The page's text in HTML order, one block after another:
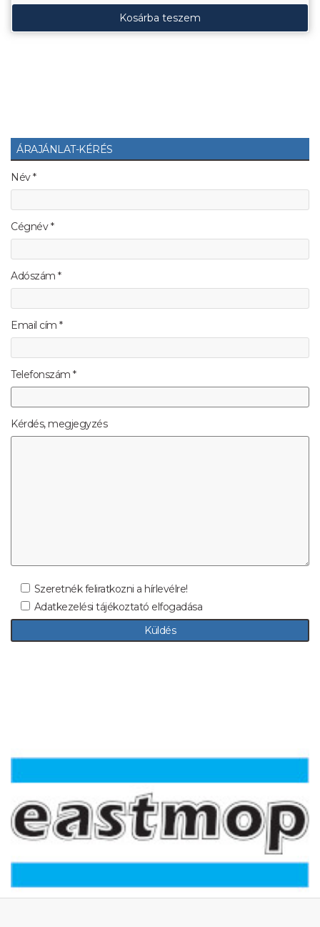
Kosárba teszem
ÁRAJÁNLAT-KÉRÉS
Név *
Cégnév *
Adószám *
Email cím *
Telefonszám *
Kérdés, megjegyzés
Szeretnék feliratkozni a hírlevélre!
Adatkezelési tájékoztató elfogadása